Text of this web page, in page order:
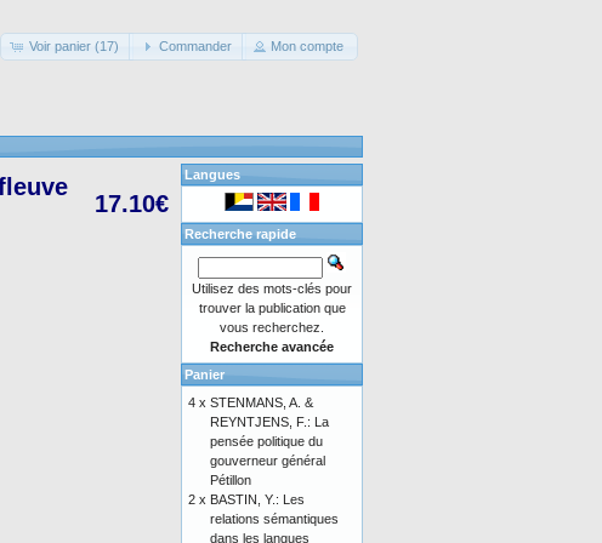
Voir panier (17) Commander Mon compte
17.10€
Langues
Recherche rapide
Utilisez des mots-clés pour
trouver la publication que
vous recherchez.
Recherche avancée
Panier
4 x STENMANS, A. &
REYNTJENS, F.: La
pensée politique du
gouverneur général
Pétillon
2 x BASTIN, Y.: Les
relations sémantiques
dans les langues